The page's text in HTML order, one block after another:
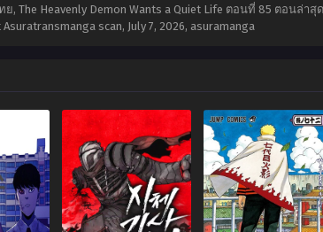
The Heavenly Demon Wants a Quiet Life ตอนที่ 85 ตอนล่าสุ
scan, July 7, 2026, asuramanga